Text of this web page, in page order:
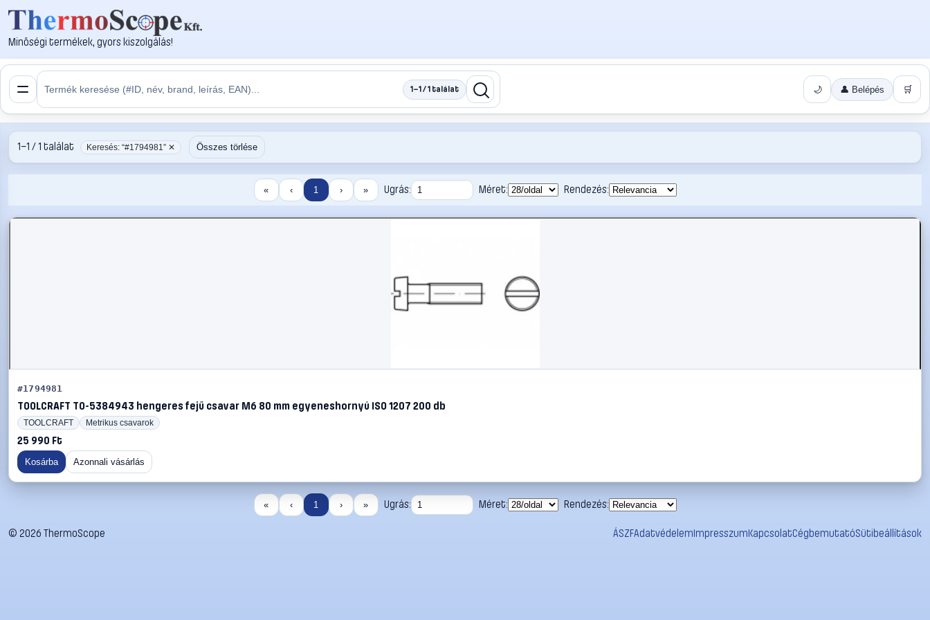
Minőségi termékek, gyors kiszolgálás!
1–1 / 1 találat 🌙 👤 Belépés 🛒
1–1 / 1 találat Keresés: “#1794981” ✕ Összes törlése
« ‹ 1 › » Ugrás: Méret: Rendezés:
#1794981
TOOLCRAFT TO-5384943 hengeres fejű csavar M6 80 mm egyeneshornyú ISO 1207 200 db
TOOLCRAFT Metrikus csavarok
25 990 Ft
Kosárba Azonnali vásárlás
« ‹ 1 › » Ugrás: Méret: Rendezés:
© 2026 ThermoScope ÁSZFAdatvédelemImpresszumKapcsolatCégbemutatóSütibeállítások